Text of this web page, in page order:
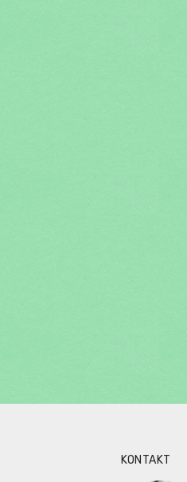
KONTAKT